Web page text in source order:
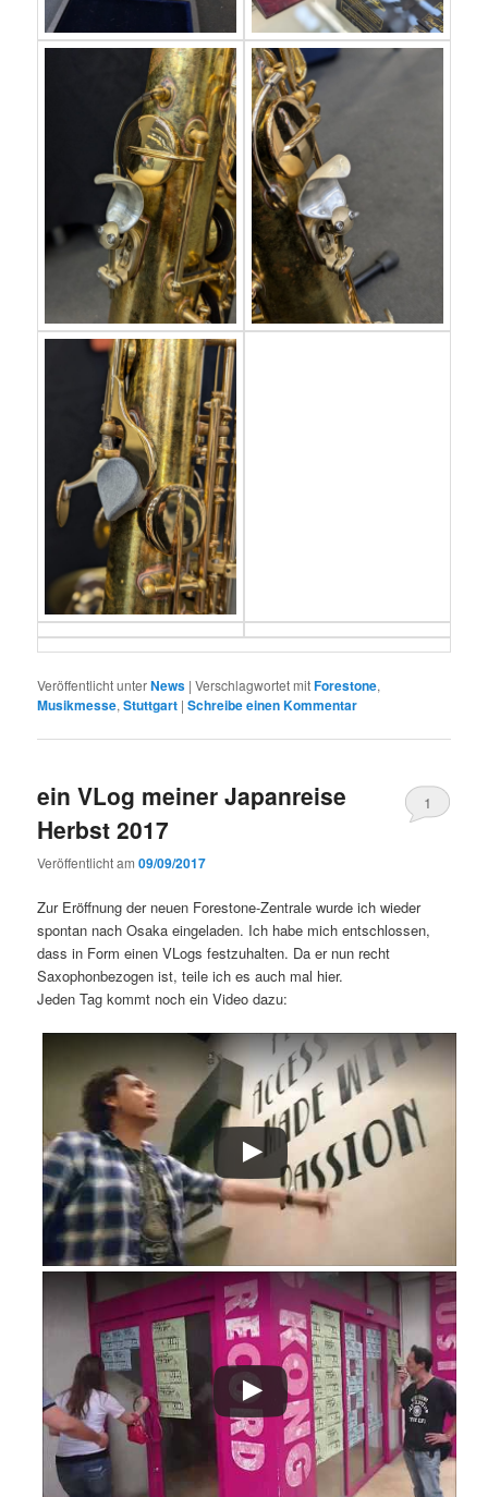
Veröffentlicht unterNews |Verschlagwortet mitForestone,
Musikmesse,Stuttgart |Schreibe einen Kommentar
ein VLog meiner Japanreise
Herbst 2017
Veröffentlicht am09/09/2017
1
Zur Eröffnung der neuen Forestone-Zentrale wurde ich wieder
spontan nach Osaka eingeladen. Ich habe mich entschlossen,
dass in Form einen VLogs festzuhalten. Da er nun recht
Saxophonbezogen ist, teile ich es auch mal hier.
Jeden Tag kommt noch ein Video dazu: